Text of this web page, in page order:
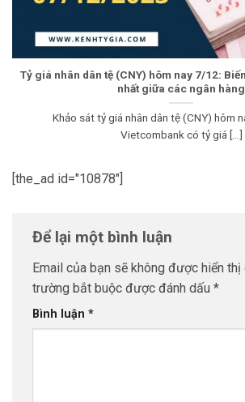
Tỷ giá nhân dân tệ (CNY) hôm nay 7/12:
nhất giữa các ngân hàng
Khảo sát tỷ giá nhân dân tệ (CNY) hôm
Vietcombank có tỷ giá [...]
[the_ad id="10878"]
Để lại một bình luận
Email của bạn sẽ không được hiển thị
trường bắt buộc được đánh dấu *
Bình luận *